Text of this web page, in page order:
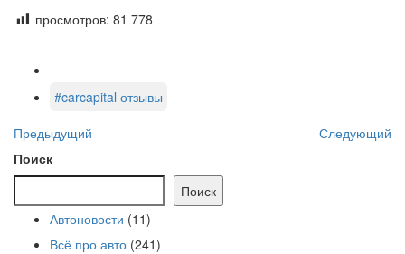
просмотров: 81 778
#carcapital отзывы
Предыдущий
Следующий
Поиск
Поиск
Автоновости (11)
Всё про авто (241)